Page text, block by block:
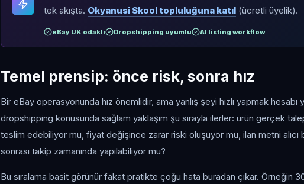
tek akışta. Okyanusi Skool topluluğuna katıl (ücretli üyelik).
eBay UK odaklı Dropshipping uyumlu AI listing workflow
Temel prensip: önce risk, sonra hız
Bir eBay operasyonunda hız önemlidir, ama yanlış şeyi hızlı yapmak hesabı
dropshipping konusunda sağlam yaklaşım şu sırayla ilerler: ürün gerçek
teslim edebiliyor mu, fiyat değişince zarar riski oluşuyor mu, ilan metni alıcı
sonrası takip zamanında yapılabiliyor mu?
Bu sıralama basit görünür fakat pratikte çoğu hata buradan çıkar. Örneğin